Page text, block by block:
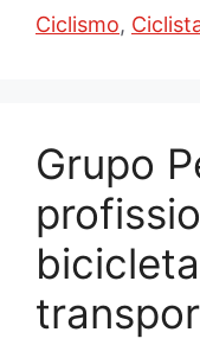
Ciclismo,
Grupo